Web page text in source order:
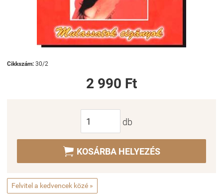
Cikkszám: 30/2
2 990 Ft
db
 KOSÁRBA HELYEZÉS
Felvitel a kedvencek közé »